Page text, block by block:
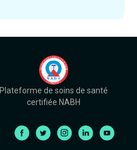
Plateforme de soins de santé
certifiée NABH